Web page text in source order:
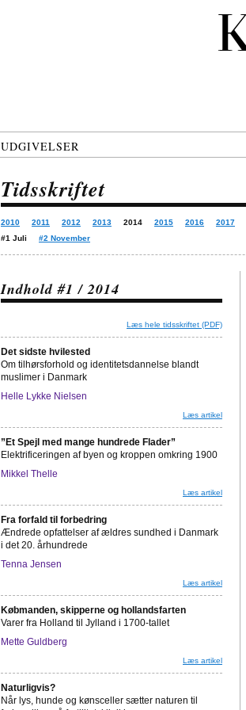
UDGIVELSER
Tidsskriftet
2010 2011 2012 2013 2014 2015 2016 2017
#1 Juli
#2 November
Indhold #1 / 2014
Læs hele tidsskriftet (PDF)
Det sidste hvilested
Om tilhørsforhold og identitetsdannelse blandt
muslimer i Danmark
Helle Lykke Nielsen
Læs artikel
”Et Spejl med mange hundrede Flader”
Elektrificeringen af byen og kroppen omkring 1900
Mikkel Thelle
Læs artikel
Fra forfald til forbedring
Ændrede opfattelser af ældres sundhed i Danmark
i det 20. århundrede
Tenna Jensen
Læs artikel
Købmanden, skipperne og hollandsfarten
Varer fra Holland til Jylland i 1700-tallet
Mette Guldberg
Læs artikel
Naturligvis?
Når lys, hunde og kønsceller sætter naturen til